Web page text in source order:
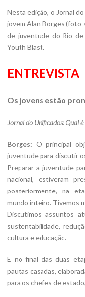
Nesta edição, o Jornal
jovem Alan Borges (foto
de juventude do Rio de
Youth Blast.
ENTREVISTA
Os jovens estão
Jornal do Unificados: Qual
Borges: O principal
juventude para discutir
Preparar a juventude
nacional, estiveram
posteriormente, na
mundo inteiro. Tivemos
Discutimos assuntos
sustentabilidade,
cultura e educação.
E no final das duas
pautas casadas,
para os chefes de